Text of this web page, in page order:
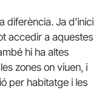
diferència. Ja d’inici
accedir a aquestes
hi ha altes
zones on viuen, i
per habitatge i les